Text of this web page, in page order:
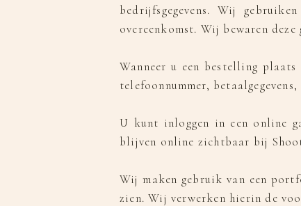
bedrijfsgegevens. Wij
overeenkomst. Wij bewaren
Wanneer u een bestelling
telefoonnummer,
U kunt inloggen in een online
blijven online zichtbaar bij
Wij maken gebruik van een
zien. Wij verwerken hierin de